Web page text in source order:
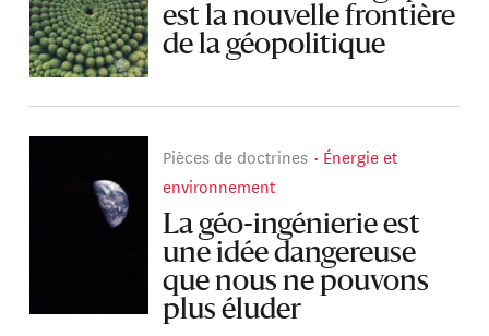
est la nouvelle frontière
de la géopolitique
Pièces de doctrines
Énergie et
environnement
La géo-ingénierie est
une idée dangereuse
que nous ne pouvons
plus éluder